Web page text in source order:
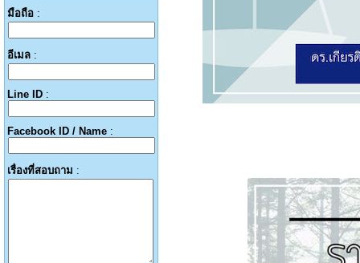
มือถือ :
อีเมล :
Line ID :
Facebook ID / Name :
เรื่องที่สอบถาม :